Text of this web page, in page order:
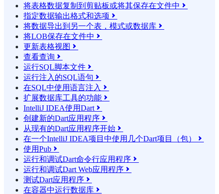
将表格数据复制到剪贴板或将其保存在文件中 
指定数据输出格式和选项 
将数据导出到另一个表，模式或数据库 
将LOB保存在文件中 
更新表格视图 
查看查询 
运行SQL脚本文件 
运行注入的SQL语句 
在SQL中使用语言注入 
扩展数据库工具的功能 
IntelliJ IDEA使用Dart 
创建新的Dart应用程序 
从现有的Dart应用程序开始 
在一个IntelliJ IDEA项目中使用几个Dart项目（包） 
使用Pub 
运行和调试Dart命令行应用程序 
运行和调试Dart Web应用程序 
测试Dart应用程序 
在容器中运行数据库 